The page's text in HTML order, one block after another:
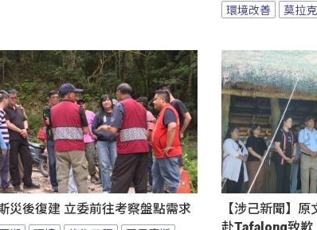
環境改善
莫拉
災後復建 立委前往考察盤點需求
【涉己新聞】